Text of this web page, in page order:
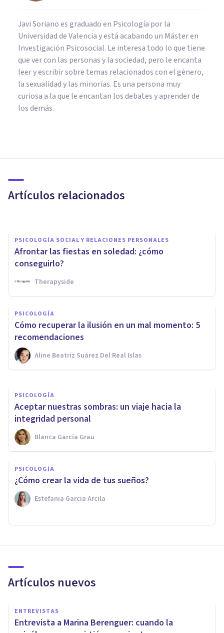
Javi Soriano es graduado en Psicología por la
Universidad de Valencia y está acabando un Máster en
Investigación Psicosocial. Le interesa todo lo que tiene
que ver con las personas y la sociedad, pero le encanta
leer y escribir sobre temas relacionados con el género,
la sexualidad y las minorías. Es una persona muy
curiosa a la que le encantan los debates y aprender de
los demás.
Artículos relacionados
soledad durante la juventud
PSICOLOGÍA SOCIAL Y RELACIONES PERSONALES
Afrontar las fiestas en soledad: ¿cómo
conseguirlo?
Therapyside
PSICOLOGÍA
Cómo recuperar la ilusión en un mal momento: 5
recomendaciones
Aline Beatriz Suárez Del Real Islas
Claves para adaptarse a la
Maternidad
Nerea Moreno
PSICOLOGÍA
Aceptar nuestras sombras: un viaje hacia la
integridad personal
Blanca Garcia Grau
PSICOLOGÍA
¿Cómo crear la vida de tus sueños?
Estefania Garcia Arcila
Artículos nuevos
ENTREVISTAS
Entrevista a Marina Berenguer: cuando la